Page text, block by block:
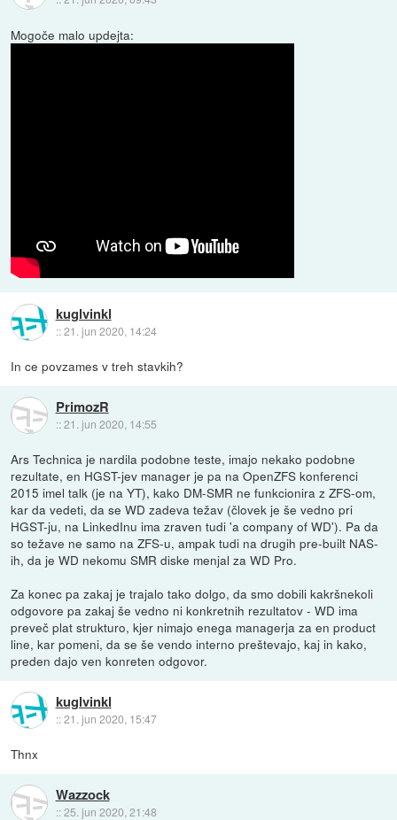
Mogoče malo updejta:
kuglvinkl
::21. jun 2020, 14:24
In ce povzames v treh stavkih?
PrimozR
::21. jun 2020, 14:55
Ars Technica je nardila podobne teste, imajo nekako podobne
rezultate, en HGST-jev manager je pa na OpenZFS konferenci
2015 imel talk (je na YT), kako DM-SMR ne funkcionira z ZFS-om,
kar da vedeti, da se WD zadeva težav (človek je še vedno pri
HGST-ju, na LinkedInu ima zraven tudi 'a company of WD'). Pa da
so težave ne samo na ZFS-u, ampak tudi na drugih pre-built NAS-
ih, da je WD nekomu SMR diske menjal za WD Pro.
Za konec pa zakaj je trajalo tako dolgo, da smo dobili kakršnekoli
odgovore pa zakaj še vedno ni konkretnih rezultatov - WD ima
preveč plat strukturo, kjer nimajo enega managerja za en product
line, kar pomeni, da se še vendo interno preštevajo, kaj in kako,
preden dajo ven konreten odgovor.
kuglvinkl
::21. jun 2020, 15:47
Thnx
Wazzock
::25. jun 2020, 21:48